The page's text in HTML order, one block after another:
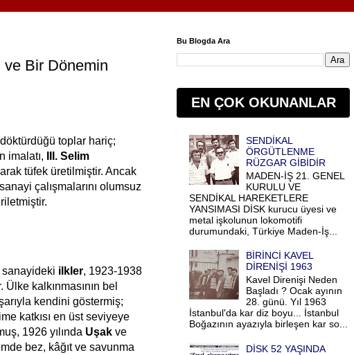
Bir Dönemin
toplar hariç;
imalatı,
III. Selim
tüfek üretilmiştir. Ancak
çalışmalarını olumsuz
ilkler, 1923-1938
kalkınmasının bel
kendini göstermiş;
katkısı en üst seviyeye
1926 yılında Uşak ve
bez, kâğıt ve savunma
Bu Blogda Ara
EN ÇOK OKUNANLAR
SENDİKAL
ÖRGÜTLENME
RÜZGAR GİBİDİR
MADEN-İŞ 21. GENEL
KURULU VE
SENDİKAL HAREKETLERE
YANSIMASI DİSK kurucu üyesi ve
metal işkolunun lokomotifi
durumundaki, Türkiye Maden-İş...
BİRİNCİ KAVEL
DİRENİŞİ 1963
Kavel Direnişi Neden
Başladı ? Ocak ayının
28. günü. Yıl 1963
İstanbul'da kar diz boyu... İstanbul
Boğazının ayazıyla birleşen kar so...
DİSK 52 YAŞINDA